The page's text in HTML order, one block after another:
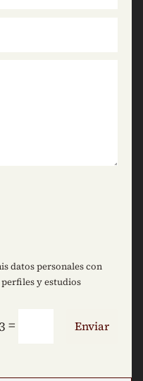
datos personales con
y estudios
= Enviar